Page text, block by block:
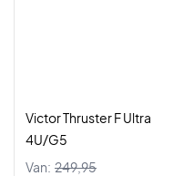
Victor Thruster F Ultra
4U/G5
Van: 249,95